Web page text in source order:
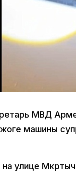
МВД
машины
улице